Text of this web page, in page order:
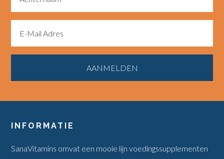
INFORMATIE
SanaVitamins omvat een mooie lijn voedingssupplementen